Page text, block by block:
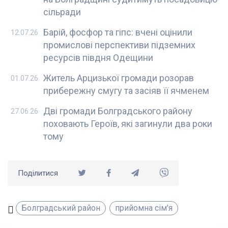
сільради
Барій, фосфор та гіпс: вчені оцінили
промислові перспективи підземних
ресурсів півдня Одещини
12.07.26
Житель Арцизької громади розорав
прибережну смугу та засіяв її ячменем
01.07.26
Дві громади Болградського району
поховають Героїв, які загинули два роки
тому
27.06.26
Поділитися
Болградський район прийомна сім'я